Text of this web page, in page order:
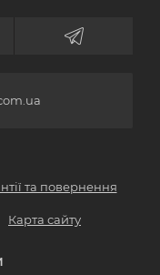
та повернення
Карта сайту